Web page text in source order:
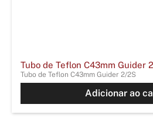
Tubo de Teflon C43mm Guider
Tubo de Teflon C43mm Guider 2/2S
Adicionar ao